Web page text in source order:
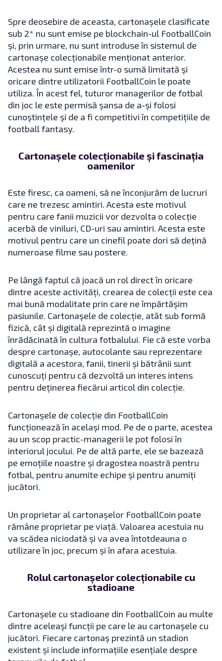
Spre deosebire de aceasta, cartonașele clasificate
sub 2* nu sunt emise pe blockchain-ul FootballCoin
și, prin urmare, nu sunt introduse în sistemul de
cartonașe colecționabile menționat anterior.
Acestea nu sunt emise într-o sumă limitată și
oricare dintre utilizatorii FootballCoin le poate
utiliza. În acest fel, tuturor managerilor de fotbal
din joc le este permisă șansa de a-și folosi
cunoștințele și de a fi competitivi în competițiile de
football fantasy.
Cartonașele colecționabile și fascinația
oamenilor
Este firesc, ca oameni, să ne înconjurăm de lucruri
care ne trezesc amintiri. Acesta este motivul
pentru care fanii muzicii vor dezvolta o colecție
acerbă de viniluri, CD-uri sau amintiri. Acesta este
motivul pentru care un cinefil poate dori să dețină
numeroase filme sau postere.
Pe lângă faptul că joacă un rol direct în oricare
dintre aceste activități, crearea de colecții este cea
mai bună modalitate prin care ne împărtășim
pasiunile. Cartonașele de colecție, atât sub formă
fizică, cât și digitală reprezintă o imagine
înrădăcinată în cultura fotbalului. Fie că este vorba
despre cartonașe, autocolante sau reprezentare
digitală a acestora, fanii, tinerii și bătrânii sunt
cunoscuți pentru că dezvoltă un interes intens
pentru deținerea fiecărui articol din colecție.
Cartonașele de colecție din FootballCoin
funcționează în același mod. Pe de o parte, acestea
au un scop practic-managerii le pot folosi în
interiorul jocului. Pe de altă parte, ele se bazează
pe emoțiile noastre și dragostea noastră pentru
fotbal, pentru anumite echipe și pentru anumiți
jucători.
Un proprietar al cartonașelor FootballCoin poate
rămâne proprietar pe viață. Valoarea acestuia nu
va scădea niciodată și va avea întotdeauna o
utilizare în joc, precum și în afara acestuia.
Rolul cartonașelor colecționabile cu
stadioane
Cartonașele cu stadioane din FootballCoin au multe
dintre aceleași funcții pe care le au cartonașele cu
jucători. Fiecare cartonaș prezintă un stadion
existent și include informațiile esențiale despre